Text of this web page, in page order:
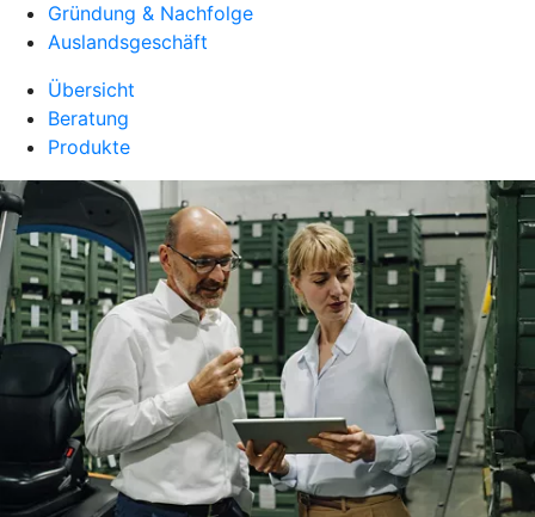
Gründung & Nachfolge
Auslandsgeschäft
Übersicht
Beratung
Produkte